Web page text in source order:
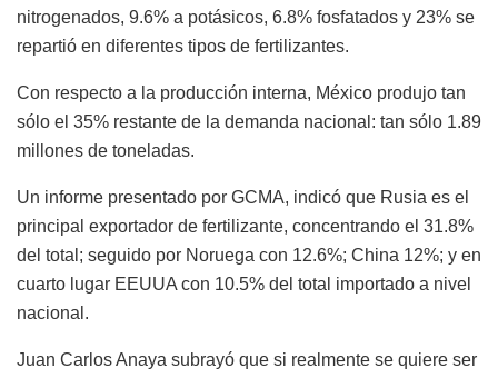
nitrogenados, 9.6% a potásicos, 6.8% fosfatados y 23% se
repartió en diferentes tipos de fertilizantes.
Con respecto a la producción interna, México produjo tan
sólo el 35% restante de la demanda nacional: tan sólo 1.89
millones de toneladas.
Un informe presentado por GCMA, indicó que Rusia es el
principal exportador de fertilizante, concentrando el 31.8%
del total; seguido por Noruega con 12.6%; China 12%; y en
cuarto lugar EEUUA con 10.5% del total importado a nivel
nacional.
Juan Carlos Anaya subrayó que si realmente se quiere ser